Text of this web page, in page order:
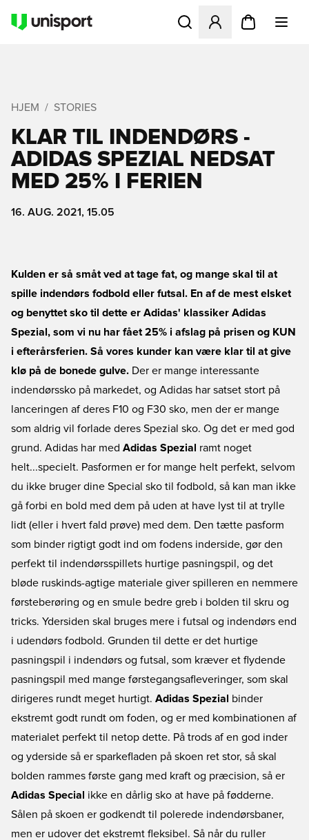
Åbner en Modal til at
HJEM STORIES
KLAR TIL INDENDØRS -
ADIDAS SPEZIAL NEDSAT
MED 25% I FERIEN
16. AUG. 2021, 15.05
Kulden er så småt ved at tage fat, og mange skal til at
spille indendørs fodbold eller futsal. En af de mest elsket
og benyttet sko til dette er Adidas' klassiker Adidas
Spezial, som vi nu har fået 25% i afslag på prisen og KUN
i efterårsferien. Så vores kunder kan være klar til at give
klø på de bonede gulve. Der er mange interessante
indendørssko på markedet, og Adidas har satset stort på
lanceringen af deres F10 og F30 sko, men der er mange
som aldrig vil forlade deres Spezial sko. Og det er med god
grund. Adidas har med Adidas Spezial
ramt noget
helt...specielt. Pasformen er for mange helt perfekt, selvom
du ikke bruger dine Special sko til fodbold, så kan man ikke
gå forbi en bold med dem på uden at have lyst til at trylle
lidt (eller i hvert fald prøve) med dem. Den tætte pasform
som binder rigtigt godt ind om fodens inderside, gør den
perfekt til indendørsspillets hurtige pasningspil, og det
bløde ruskinds-agtige materiale giver spilleren en nemmere
førsteberøring og en smule bedre greb i bolden til skru og
tricks. Ydersiden skal bruges mere i futsal og indendørs end
i udendørs fodbold. Grunden til dette er det hurtige
pasningspil i indendørs og futsal, som kræver et flydende
pasningspil med mange førstegangsafleveringer, som skal
dirigeres rundt meget hurtigt. Adidas Spezial
binder
ekstremt godt rundt om foden, og er med kombinationen af
materialet perfekt til netop dette. På trods af en god inder
og yderside så er sparkefladen på skoen ret stor, så skal
bolden rammes første gang med kraft og præcision, så er
Adidas Special
ikke en dårlig sko at have på fødderne.
Sålen på skoen er godkendt til polerede indendørsbaner,
men er udover det ekstremt fleksibel. Så når du ruller